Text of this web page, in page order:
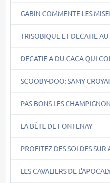
GABIN COMMENTE LES
TRISOBIQUE ET DECATIE
DECATIE A DU CACA QUI
SCOOBY-DOO: SAMY
PAS BONS LES
LA BÊTE DE FONTENAY
PROFITEZ DES SOLDES SUR
LES CAVALIERS DE